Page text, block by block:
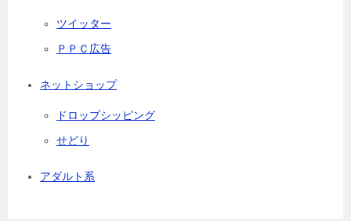
ツイッター
ＰＰＣ広告
ネットショップ
ドロップシッピング
せどり
アダルト系